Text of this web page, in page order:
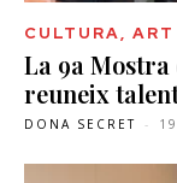
CULTURA,
La 9a Mostra
reuneix
DONA SECRET -